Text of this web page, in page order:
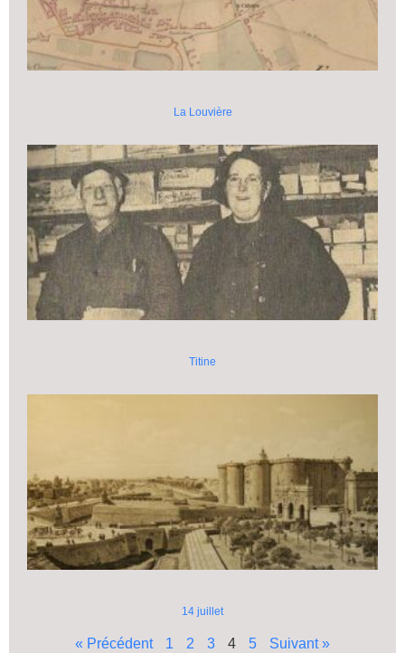
La Louvière
Titine
14 juillet
« Précédent 1 2 3 4 5 Suivant »